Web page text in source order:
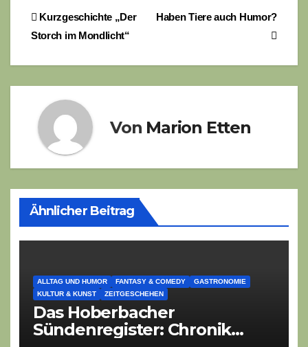
Beitragsnavigation
Haben Tiere auch Humor?
Kurzgeschichte „Der
Storch im Mondlicht“
Von Marion Etten
Ähnlicher Beitrag
ALLTAG UND HUMOR FANTASY & COMEDY
GASTRONOMIE
KULTUR & KUNST
ZEITGESCHEHEN
Das Hoberbacher
Sündenregister: Chronik